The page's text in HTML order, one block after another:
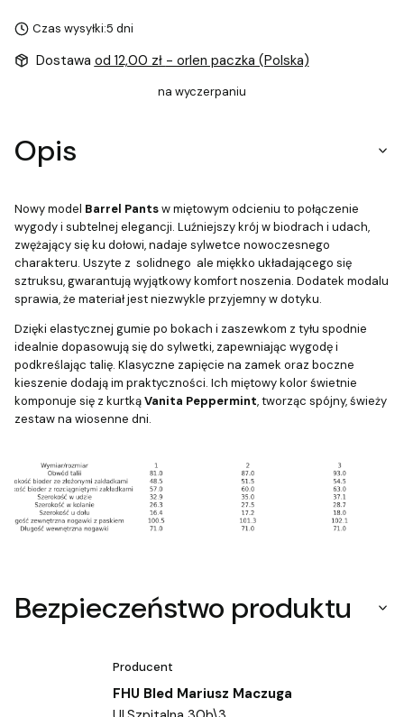
Czas wysyłki:5 dni
Dostawa od 12,00 zł - orlen paczka (Polska)
na wyczerpaniu
Opis
Nowy model Barrel Pantsw miętowym odcieniu to połączenie
wygody i subtelnej elegancji. Luźniejszy krój w biodrach i udach,
zwężający się ku dołowi, nadaje sylwetce nowoczesnego
charakteru. Uszyte z solidnego ale miękko układającego się
sztruksu, gwarantują wyjątkowy komfort noszenia. Dodatek modalu
sprawia, że materiał jest niezwykle przyjemny w dotyku.
Dzięki elastycznej gumie po bokach i zaszewkom z tyłu spodnie
idealnie dopasowują się do sylwetki, zapewniając wygodę i
podkreślając talię. Klasyczne zapięcie na zamek oraz boczne
kieszenie dodają im praktyczności. Ich miętowy kolor świetnie
komponuje się z kurtkąVanita Peppermint, tworząc spójny, świeży
zestaw na wiosenne dni.
Bezpieczeństwo produktu
Producent
FHU Bled Mariusz Maczuga